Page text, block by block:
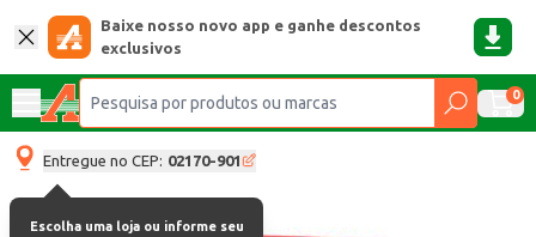
Baixe nosso novo app e ganhe descontos
exclusivos
0
Entregue no CEP: 02170-901
Escolha uma loja ou informe seu